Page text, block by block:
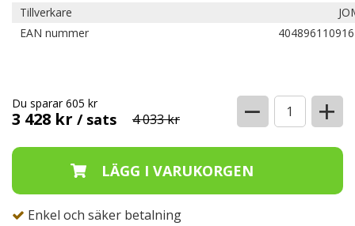
Tillverkare
EAN nummer
3 428 kr / sats 4 033 kr
Du sparar 605 kr − +
Enkel och säker betalning